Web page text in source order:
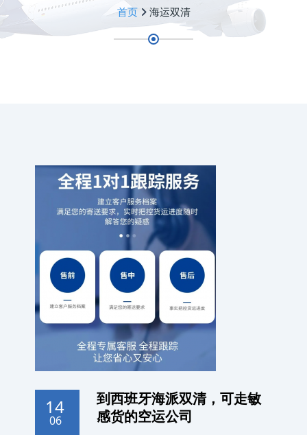
首页 海运双清
14
06
到西班牙海派双清，可走敏
感货的空运公司